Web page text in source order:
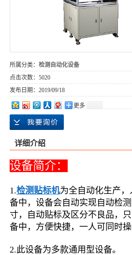
所属分类： 检测自动化设备
点击次数： 5020
发布日期： 2019/09/18
更多
详细介绍
设备简介：
1.检测贴标机为全自动化生产
备中，设备会自动实现自动检
寸，自动贴标及区分不良品，
备中，方便快捷，一人可同时操
2.此设备为多款通用型设备。